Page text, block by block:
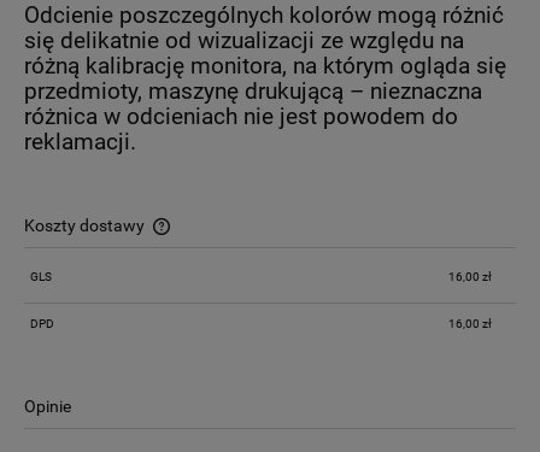
Odcienie poszczególnych kolorów mogą różnić
się delikatnie od wizualizacji ze względu na
różną kalibrację monitora, na którym ogląda się
przedmioty, maszynę drukującą – nieznaczna
różnica w odcieniach nie jest powodem do
reklamacji.
Koszty dostawy
Cena nie zawiera ewentualnych kosztów płatności
GLS 16,00 zł
DPD 16,00 zł
Opinie